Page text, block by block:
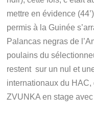
mettre en évidence
permis à la Guinée
Palancas negras de
poulains du
restent sur un nul et
internationaux du
ZVUNKA en stage